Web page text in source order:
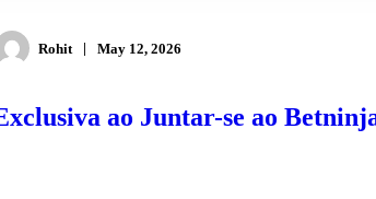
Rohit May 12, 2026
ao Juntar-se ao